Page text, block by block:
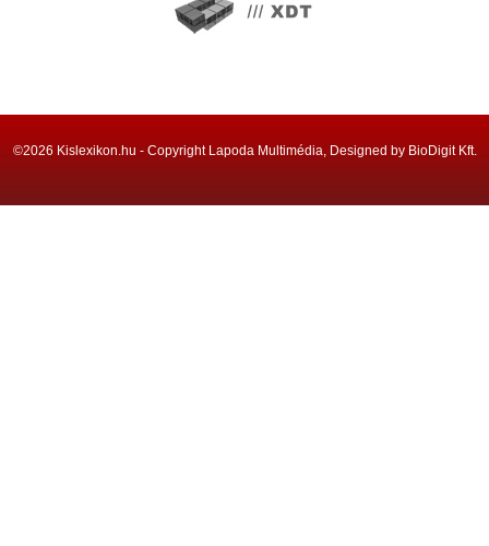
©2026 Kislexikon.hu - Copyright Lapoda Multimédia, Designed by BioDigit Kft.